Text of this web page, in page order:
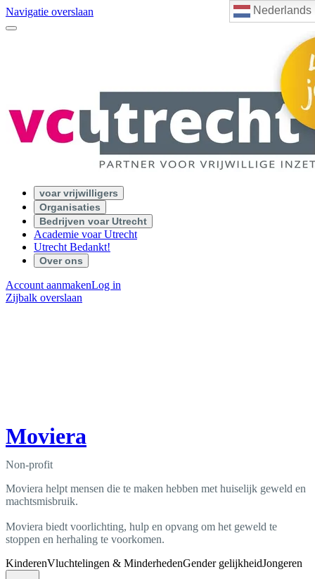
Nederlands
Navigatie overslaan
voar vrijwilligers
Organisaties
Bedrijven voar Utrecht
Academie voar Utrecht
Utrecht Bedankt!
Over ons
Account aanmakenLog in
Zijbalk overslaan
Moviera
Non-profit
Moviera helpt mensen die te maken hebben met huiselijk geweld en
machtsmisbruik.
Moviera biedt voorlichting, hulp en opvang om het geweld te
stoppen en herhaling te voorkomen.
KinderenVluchtelingen & MinderhedenGender gelijkheidJongeren